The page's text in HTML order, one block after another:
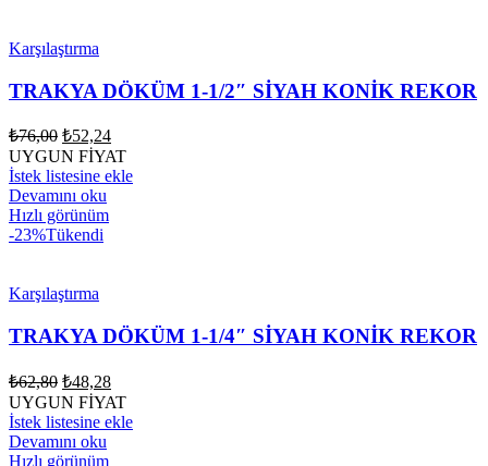
Karşılaştırma
TRAKYA DÖKÜM 1-1/2″ SİYAH KONİK REKOR
₺76,00 Orijinal
fiyat:
₺76,00.
₺52,24
andaki
fiyat:
UYGUN FİYAT
İstek listesine ekle
Devamını oku
Hızlı görünüm
-23%Tükendi
Karşılaştırma
TRAKYA DÖKÜM 1-1/4″ SİYAH KONİK REKOR
₺62,80 Orijinal
fiyat:
₺62,80.
₺48,28
andaki
fiyat:
UYGUN FİYAT
İstek listesine ekle
Devamını oku
Hızlı görünüm